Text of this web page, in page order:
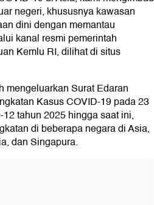
negeri, khususnya kawasan
dini dengan memantau
kanal resmi pemerintah
Kemlu RI, dilihat di situs
mengeluarkan Surat Edaran
Kasus COVID-19 pada 23
tahun 2025 hingga saat ini,
di beberapa negara di Asia,
dan Singapura.